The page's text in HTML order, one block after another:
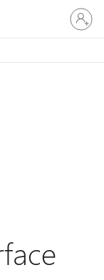
Zaloguj
się
do
konta